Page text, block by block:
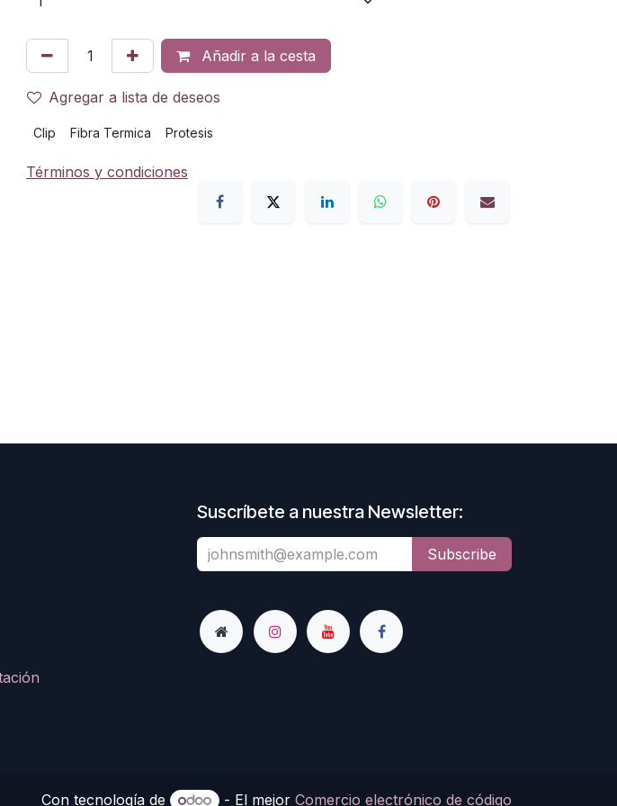
Añadir a la cesta
Agregar a lista de deseos
Clip Fibra Termica Protesis
Términos y condiciones
Suscríbete a nuestra Newsletter:
Subscribe
Con tecnología de - El mejor Comercio electrónico de código